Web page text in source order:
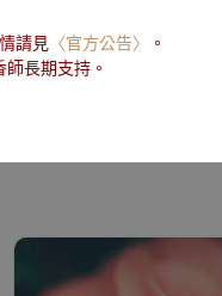
請見 〈官方公告〉
。
長期支持。